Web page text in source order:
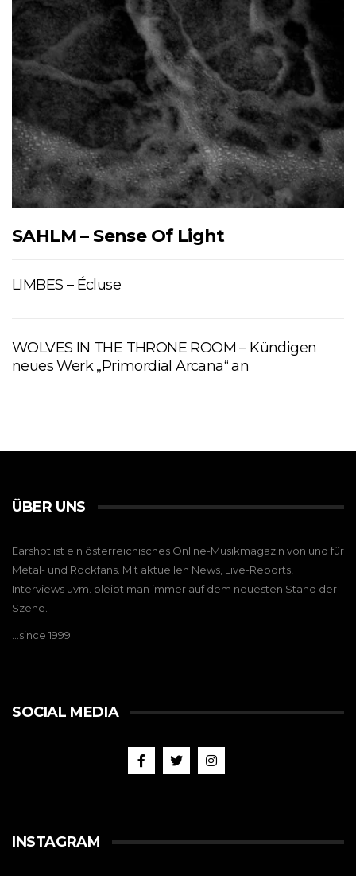
SAHLM – Sense Of Light
LIMBES – Écluse
WOLVES IN THE THRONE ROOM – Kündigen
neues Werk „Primordial Arcana“ an
ÜBER UNS
Earshot ist ein österreichisches Online-Musikmagazin von und für
Metal- und Rockfans. Mit aktuellen News, Live-Reports,
Interviews uvm. bleibt man immer auf dem neuesten Stand der
Szene.
…since 1999
SOCIAL MEDIA
INSTAGRAM